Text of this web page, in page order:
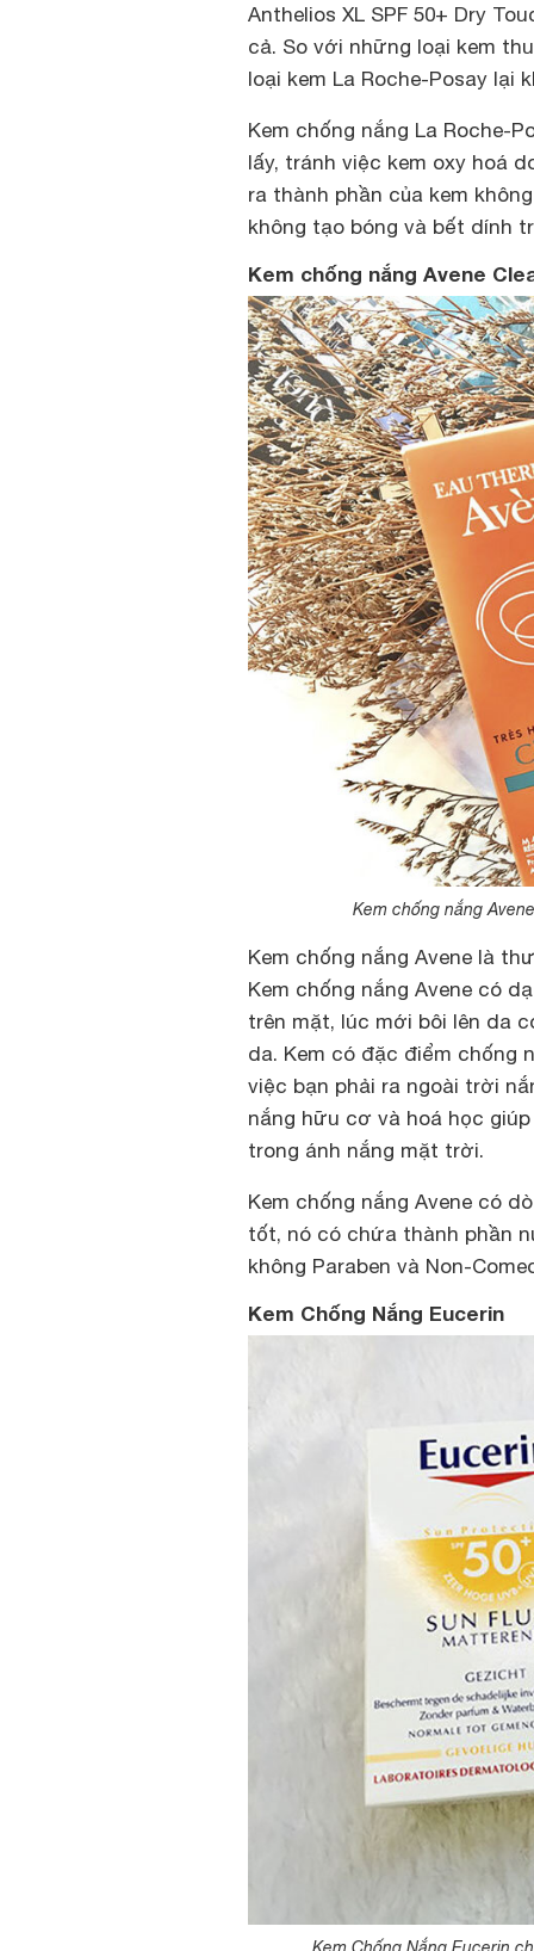
Anthelios XL SPF 50+ Dry
cả. So với những loại kem
loại kem La Roche-Posay
Kem chống nắng La Roche-
lấy, tránh việc kem oxy hoá
ra thành phần của kem
không tạo bóng và bết dính
Kem chống nắng Avene
Kem chống nắng
Kem chống nắng Avene là
Kem chống nắng Avene có
trên mặt, lúc mới bôi lên da
da. Kem có đặc điểm chống
việc bạn phải ra ngoài trời
nắng hữu cơ và hoá học
trong ánh nắng mặt trời.
Kem chống nắng Avene có
tốt, nó có chứa thành phần
không Paraben và Non-
Kem Chống Nắng Eucerin
Kem Chống Nắng Eucerin